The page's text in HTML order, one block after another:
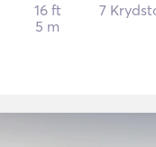
16 ft
5 m
7